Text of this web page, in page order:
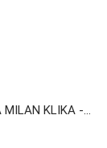
MILAN KLIKA -...